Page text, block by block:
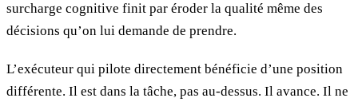
surcharge cognitive finit par éroder la qualité même des
décisions qu’on lui demande de prendre.
L’exécuteur qui pilote directement bénéficie d’une position
différente. Il est dans la tâche, pas au-dessus. Il avance. Il ne